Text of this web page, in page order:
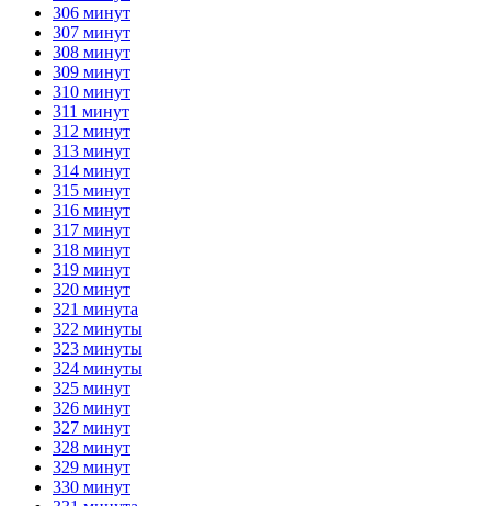
306 минут
307 минут
308 минут
309 минут
310 минут
311 минут
312 минут
313 минут
314 минут
315 минут
316 минут
317 минут
318 минут
319 минут
320 минут
321 минута
322 минуты
323 минуты
324 минуты
325 минут
326 минут
327 минут
328 минут
329 минут
330 минут